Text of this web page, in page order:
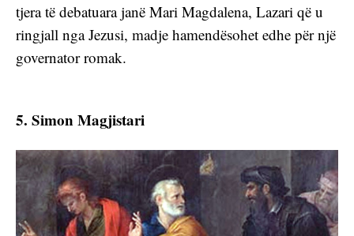
tjera të debatuara janë Mari Magdalena, Lazari që u
ringjall nga Jezusi, madje hamendësohet edhe për një
governator romak.
5. Simon Magjistari